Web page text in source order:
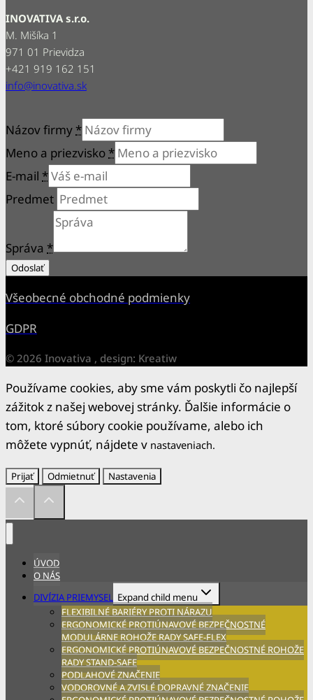
INOVATIVA s.r.o.
M. Mišíka 1
971 01 Prievidza
+421 919 162 151
info@inovativa.sk
Názov firmy *
Meno a priezvisko *
E-mail *
Predmet
Správa *
Odoslať
Všeobecné obchodné podmienky
GDPR
© 2026 Inovativa , design: Kreatiw
Používame cookies, aby sme vám poskytli čo najlepší
zážitok z našej webovej stránky. Ďalšie informácie o
tom, ktoré súbory cookie používame, alebo ich
môžete vypnúť, nájdete v nastaveniach.
Prijať Odmietnuť Nastavenia
ÚVOD
O NÁS
DIVÍZIA PRIEMYSEL Expand child menu
FLEXIBILNÉ BARIÉRY PROTI NÁRAZU
ERGONOMICKÉ PROTIÚNAVOVÉ BEZPEČNOSTNÉ
MODULÁRNE ROHOŽE RADY SAFE-FLEX
ERGONOMICKÉ PROTIÚNAVOVÉ BEZPEČNOSTNÉ ROHOŽE
RADY STAND-SAFE
PODLAHOVÉ ZNAČENIE
VODOROVNÉ A ZVISLÉ DOPRAVNÉ ZNAČENIE